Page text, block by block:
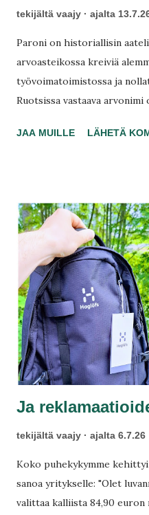
tekijältä vaajy ajalta
Paroni on historiallisin
arvoasteikossa kreiviä
työvoimatoimistossa ja
Ruotsissa vastaava arvonimi
tutkimusmatkalla, joka
tuskin takaisin portaita
JAA MUILLE LÄHETÄ
Ja
tekijältä vaajy ajalta 6.7.26
Koko puhekykymme
sanoa yritykselle: "Olet
valittaa kalliista 84,90 euron